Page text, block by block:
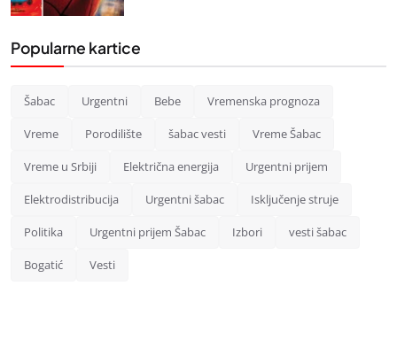
Popularne kartice
Šabac Urgentni Bebe Vremenska prognoza
Vreme Porodilište šabac vesti Vreme Šabac
Vreme u Srbiji Električna energija Urgentni prijem
Elektrodistribucija Urgentni šabac Isključenje struje
Politika Urgentni prijem Šabac Izbori vesti šabac
Bogatić Vesti